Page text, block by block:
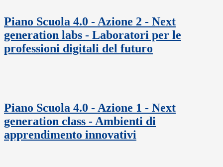
Piano Scuola 4.0 - Azione 2 - Next
generation labs - Laboratori per le
professioni digitali del futuro
Piano Scuola 4.0 - Azione 1 - Next
generation class - Ambienti di
apprendimento innovativi